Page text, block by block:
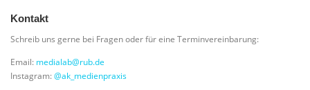
Kontakt
Schreib uns gerne bei Fragen oder für eine Terminvereinbarung:
Email: medialab@rub.de
Instagram:@ak_medienpraxis